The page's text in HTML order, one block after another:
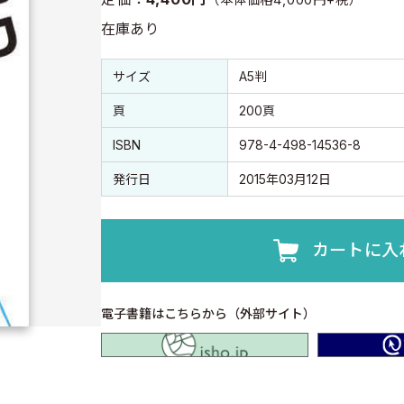
在庫あり
書誌情報
書誌情報
サイズ A5判
頁 200頁
ISBN 978-4-498-14536-8
発行日 2015年03月12日
カートに入
電子書籍はこちらから（外部サイト）